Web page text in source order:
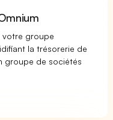
votre groupe
la trésorerie de
groupe de sociétés